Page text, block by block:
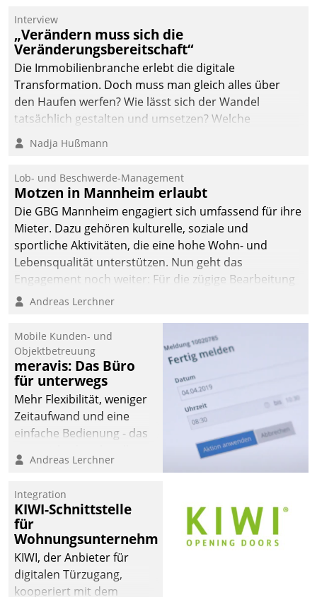
integrieren.
Interview
„Verändern muss sich die
Veränderungsbereitschaft“
Die Immobilienbranche erlebt die digitale
Transformation. Doch muss man gleich alles über
den Haufen werfen? Wie lässt sich der Wandel
tatsächlich gestalten und umsetzen? Welche
Argumente zählen wirklich?
Nadja Hußmann
Lob- und Beschwerde-Management
Motzen in Mannheim erlaubt
Die GBG Mannheim engagiert sich umfassend für ihre
Mieter. Dazu gehören kulturelle, soziale und
sportliche Aktivitäten, die eine hohe Wohn- und
Lebensqualität unterstützen. Nun geht das
Engagement noch weiter: Für die zügige Bearbeitung
von Beschwerden – oder Lob – richtet das
und Beschwerde-Management einen eigenen Kanal
ein.
Andreas Lerchner
Mobile Kunden- und
Objektbetreuung
meravis: Das Büro
für unterwegs
Mehr Flexibilität, weniger
Zeitaufwand und eine
einfache Bedienung - das
Cockpit für mobile
Datatrain. Die meravis
Wohnungsbau- und
Immobilien GmbH hat
sich dabei für den Betrieb
der Lösung über die SAP
Cloud Platform
Andreas Lerchner
Integration
KIWI-Schnittstelle
für
Wohnungsunternehmen
KIWI, der Anbieter für
digitalen Türzugang,
kooperiert mit dem